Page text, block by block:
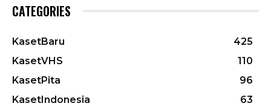
CATEGORIES
KasetBaru
425
KasetVHS
110
KasetPita
96
KasetIndonesia
63